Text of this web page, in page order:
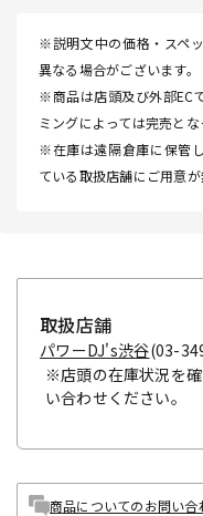
※説明文中の価格・スペ
異なる場合がございます。
※商品は店頭及び外部EC
ミングによっては完売とな
※在庫は遠隔倉庫に保管
ている取扱店舗にご用意が
取扱店舗
パワーDJ's渋谷(03-
※店頭の在庫状況を
い合わせください。
商品についてのお問い合